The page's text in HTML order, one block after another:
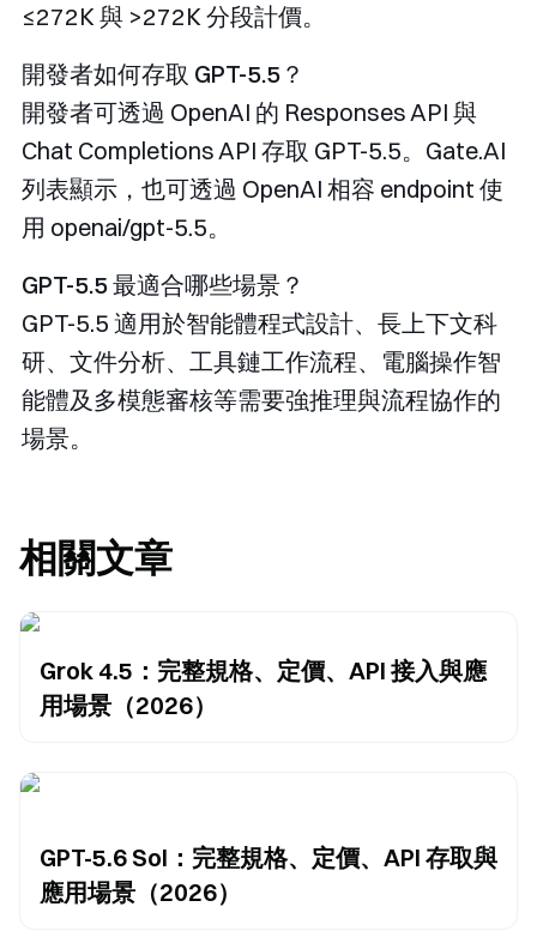
≤272K 與 >272K 分段計價。
開發者如何存取 GPT-5.5？
開發者可透過 OpenAI 的 Responses API 與
Chat Completions API 存取 GPT-5.5。Gate.AI
列表顯示，也可透過 OpenAI 相容 endpoint 使
用 openai/gpt-5.5。
GPT-5.5 最適合哪些場景？
GPT-5.5 適用於智能體程式設計、長上下文科
研、文件分析、工具鏈工作流程、電腦操作智
能體及多模態審核等需要強推理與流程協作的
場景。
相關文章
Grok 4.5：完整規格、定價、API 接入與應
用場景（2026）
GPT-5.6 Sol：完整規格、定價、API 存取與
應用場景（2026）